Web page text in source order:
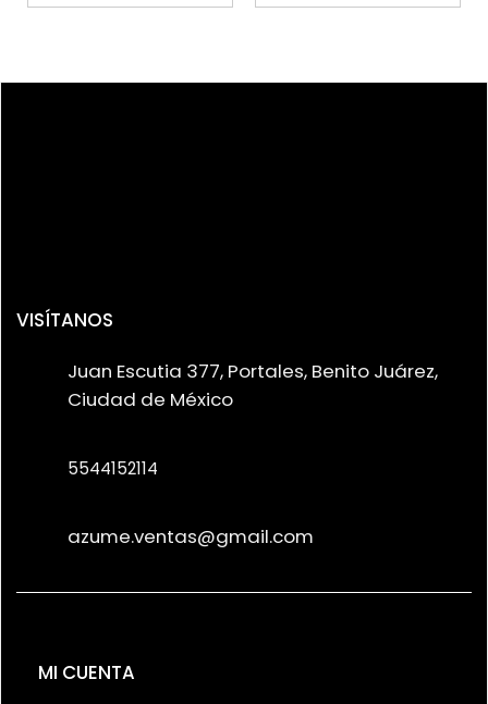
VISÍTANOS
Juan Escutia 377, Portales, Benito Juárez,
Ciudad de México
5544152114
azume.ventas@gmail.com
MI CUENTA